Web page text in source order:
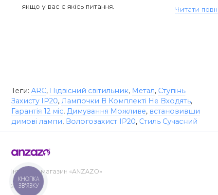
якщо у вас є якісь питання.
Читати
Теги: ARC, Підвісний світильник, Метал, Ступінь
Захисту IP20, Лампочки В Комплекті Не Входять,
Гарантія 12 міс, Димування Можливе, встановивши
димові лампи, Вологозахист IP20, Стиль Сучасний
Інтернет-магазин «ANZAZO»
2019-2026
КНОПКА
ЗВ'ЯЗКУ